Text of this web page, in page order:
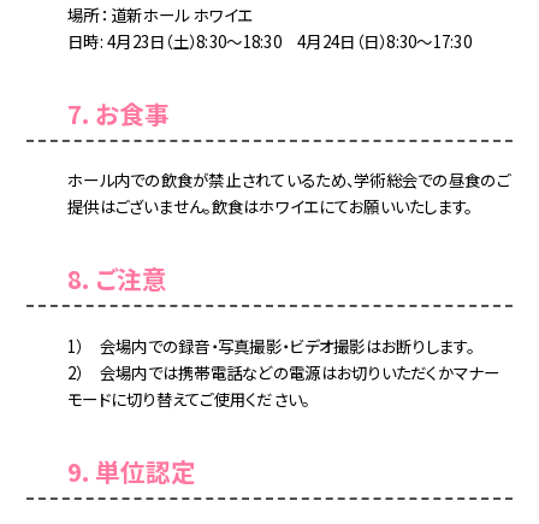
場所： 道新ホール ホワイエ
日時: 4月23日（土）8:30～18:30 4月24日（日）8:30～17:30
7. お食事
ホール内での飲食が禁止されているため、学術総会での昼食のご
提供はございません。飲食はホワイエにてお願いいたします。
8. ご注意
1） 会場内での録音・写真撮影・ビデオ撮影はお断りします。
2） 会場内では携帯電話などの電源はお切りいただくかマナー
モードに切り替えてご使用ください。
9. 単位認定